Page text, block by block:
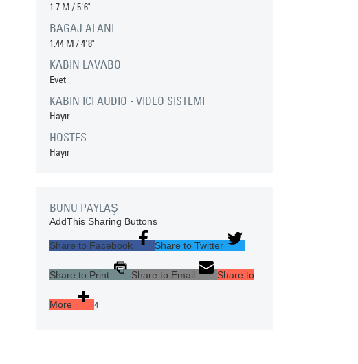
1.7 M /5'6"
BAGAJ ALANI
1.44 M /4'8"
KABIN LAVABO
Evet
KABIN ICI AUDIO - VIDEO SISTEMI
Hayır
HOSTES
Hayır
BUNU PAYLAŞ
AddThis Sharing Buttons
Share to Facebook Share to Twitter
Share to Print Share to Email Share to
More 4